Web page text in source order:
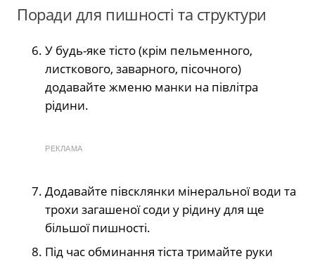
Поради для пишності та структури
У будь-яке тісто (крім пельменного,
листкового, заварного, пісочного)
додавайте жменю манки на півлітра
рідини.
РЕКЛАМА
Додавайте півсклянки мінеральної води та
трохи загашеної соди у рідину для ще
більшої пишності.
Під час обминання тіста тримайте руки